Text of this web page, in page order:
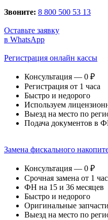
Звоните: 8 800 500 53 13
Оставьте заявку
в WhatsApp
Регистрация онлайн кассы
Консультация — 0 ₽
Регистрация от 1 часа
Быстро и недорого
Используем
Выезд на место по
Подача документов в
Замена фискального
Консультация — 0 ₽
Срочная замена от 1
ФН на 15 и 36 месяцев
Быстро и недорого
Оригинальные
Выезд на место по